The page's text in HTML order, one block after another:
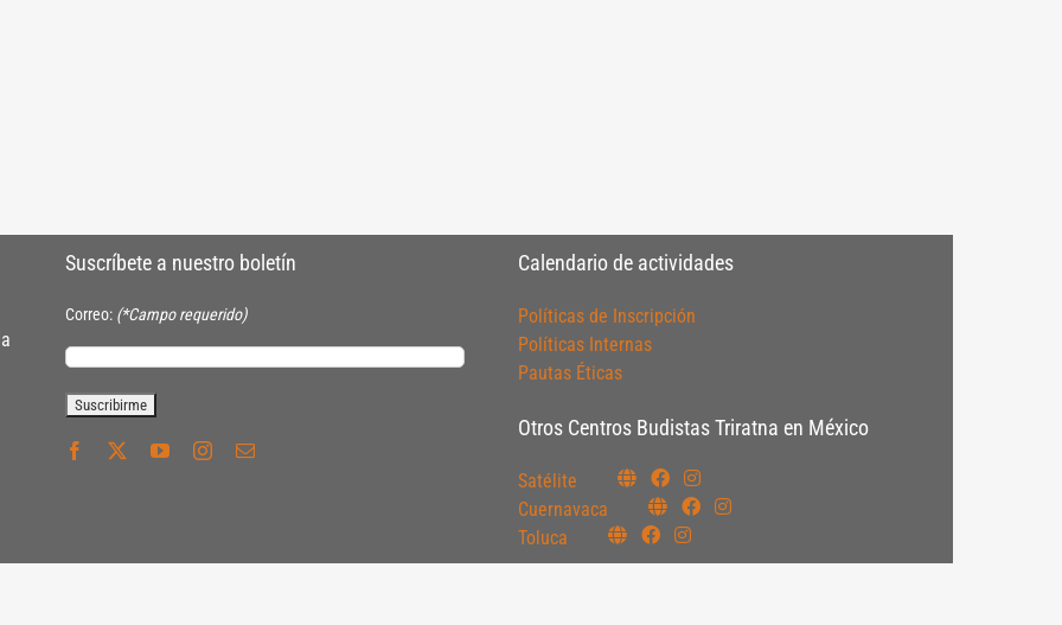
Suscríbete a nuestro boletín
Correo: (*Campo requerido)
Calendario de actividades
Políticas de Inscripción
Políticas Internas
Pautas Éticas
Otros Centros Budistas Triratna en México
Satélite
Cuernavaca
Toluca